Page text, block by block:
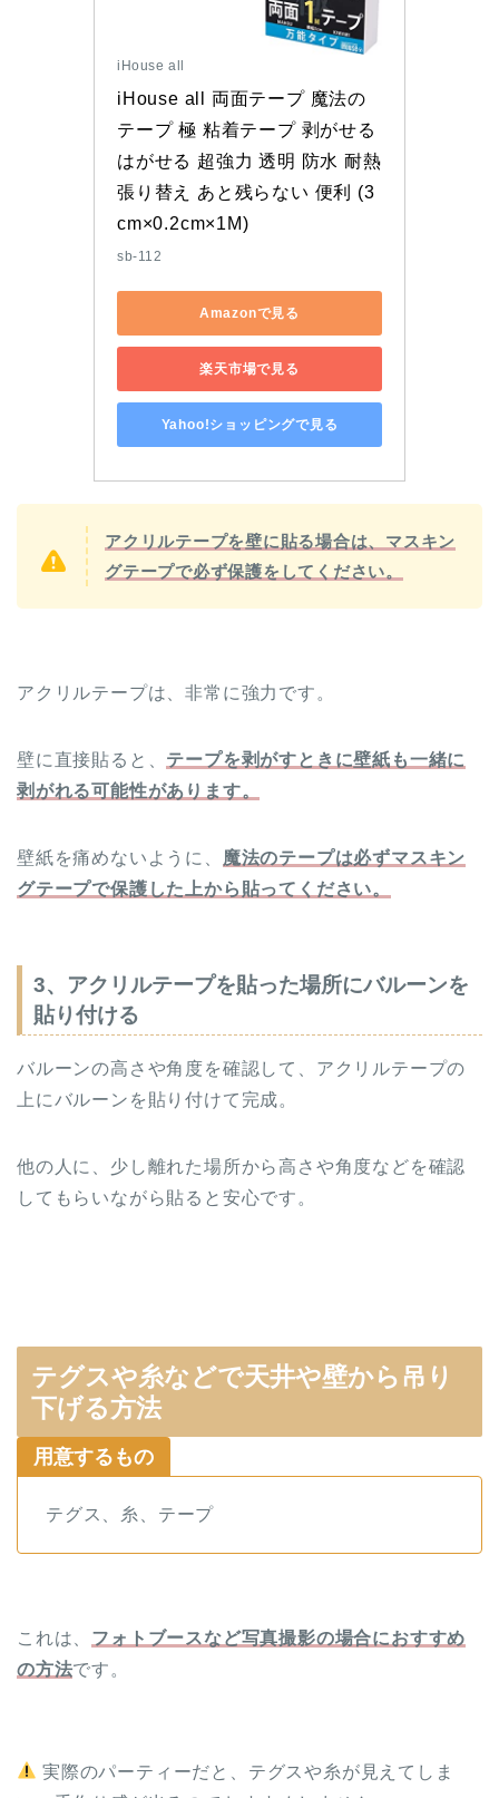
iHouse all
iHouse all 両面テープ 魔法の
テープ 極 粘着テープ 剥がせる
はがせる 超強力 透明 防水 耐熱
張り替え あと残らない 便利 (3
cm×0.2cm×1M)
sb-112
Amazonで見る
楽天市場で見る
Yahoo!ショッピングで見る
アクリルテープを壁に貼る場合は、マスキン
グテープで必ず保護をしてください。
アクリルテープは、非常に強力です。
壁に直接貼ると、 テープを剥がすときに壁紙も一緒に
剥がれる可能性があります。
壁紙を痛めないように、 魔法のテープは必ずマスキン
グテープで保護した上から貼ってください。
3、アクリルテープを貼った場所にバルーンを
貼り付ける
バルーンの高さや角度を確認して、アクリルテープの
上にバルーンを貼り付けて完成。
他の人に、少し離れた場所から高さや角度などを確認
してもらいながら貼ると安心です。
テグスや糸などで天井や壁から吊り
下げる方法
用意するもの
テグス、糸、テープ
これは、 フォトブースなど写真撮影の場合におすすめ
の方法です。
実際のパーティーだと、テグスや糸が見えてしま